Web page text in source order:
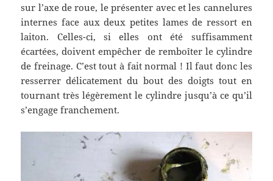
sur l’axe de roue, le présenter avec et les cannelures
internes face aux deux petites lames de ressort en
laiton. Celles-ci, si elles ont été suffisamment
écartées, doivent empêcher de remboîter le cylindre
de freinage. C’est tout à fait normal ! Il faut donc les
resserrer délicatement du bout des doigts tout en
tournant très légèrement le cylindre jusqu’à ce qu’il
s’engage franchement.